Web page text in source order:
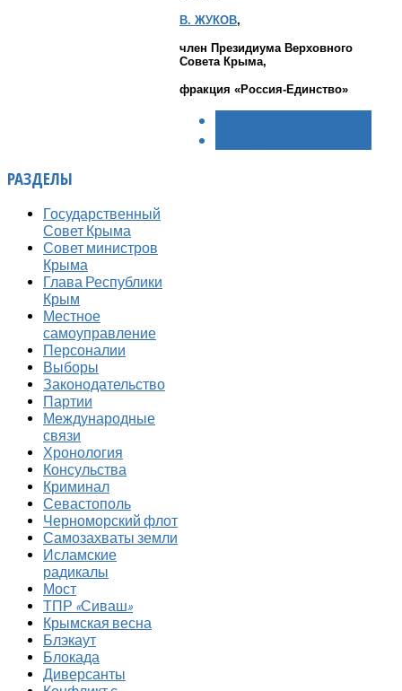
В. ЖУКОВ,
член Президиума Верховного
Совета Крыма,
фракция «Россия-Единство»
РАЗДЕЛЫ
Государственный
Совет Крыма
Совет министров
Крыма
Глава Республики
Крым
Местное
самоуправление
Персоналии
Выборы
Законодательство
Партии
Международные
связи
Хронология
Консульства
Криминал
Севастополь
Черноморский флот
Самозахваты земли
Исламские
радикалы
Мост
ТПР «Сиваш»
Крымская весна
Блэкаут
Блокада
Диверсанты